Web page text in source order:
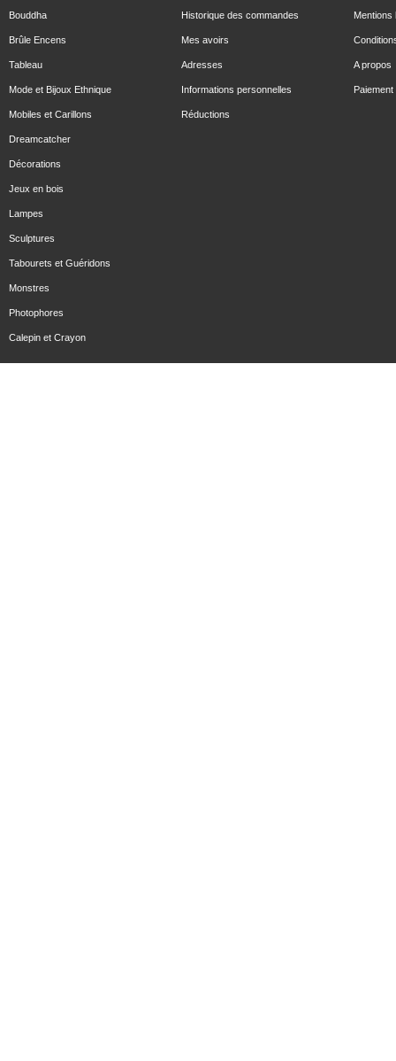
Bouddha
Brûle Encens
Tableau
Mode et Bijoux Ethnique
Mobiles et Carillons
Dreamcatcher
Décorations
Jeux en bois
Lampes
Sculptures
Tabourets et Guéridons
Monstres
Photophores
Calepin et Crayon
Historique des commandes
Mes avoirs
Adresses
Informations personnelles
Réductions
Mentions
A propos